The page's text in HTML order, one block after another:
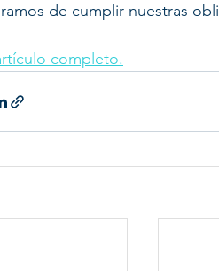
de cumplir nuestras
completo.